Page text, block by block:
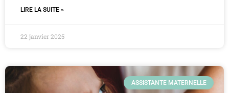
LIRE LA SUITE »
22 janvier 2025
ASSISTANTE MATERNELLE